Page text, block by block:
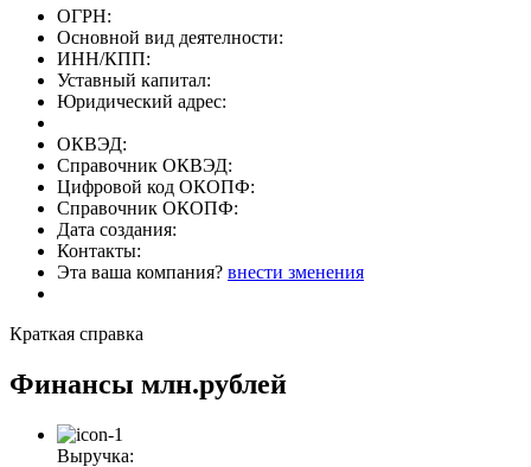
ОГРН:
Основной вид деятелности:
ИНН/КПП:
Уставный капитал:
Юридический адрес:
ОКВЭД:
Справочник ОКВЭД:
Цифровой код ОКОПФ:
Справочник ОКОПФ:
Дата создания:
Контакты:
Эта ваша компания? внести зменения
Краткая справка
Финансы млн.рублей
Выручка: